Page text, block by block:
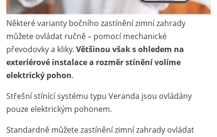
Některé varianty bočního zastínění zimní zahrady
můžete ovládat ručně – pomocí mechanické
převodovky a kliky.Většinou však s ohledem na
exteriérové instalace a rozměr stínění volíme
elektrický pohon.
Střešní stínící systému typu Veranda jsou ovládány
pouze elektrickým pohonem.
Standardně můžete zastínění zimní zahrady ovládat